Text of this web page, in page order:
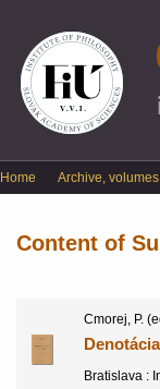
English menu
Home Archive,
Content of
Cmorej, P.
Bratislava :